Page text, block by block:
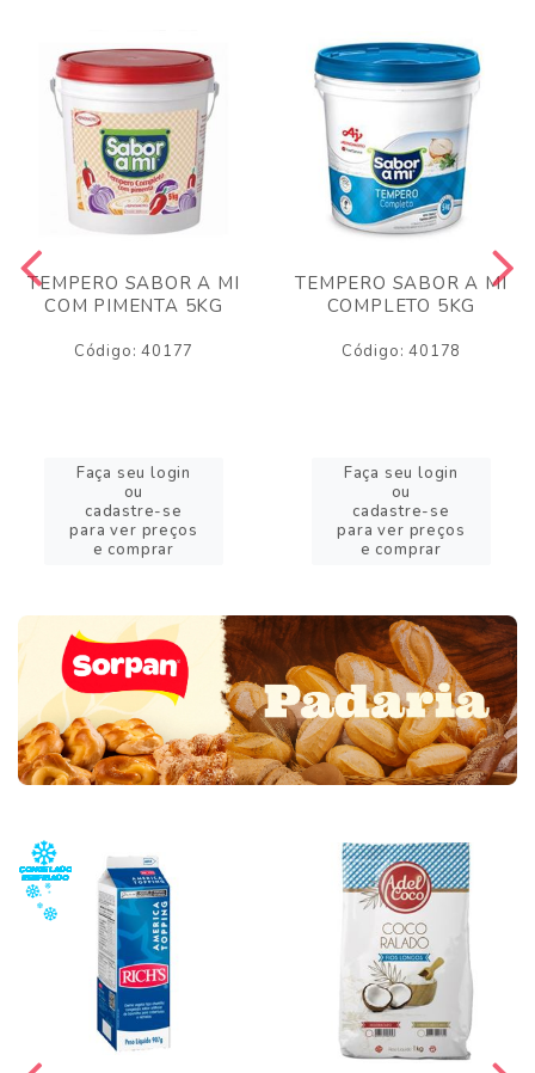
TEMPERO SABOR A MI
COM PIMENTA 5KG
Código: 40177
Faça seu login
ou
cadastre-se
para ver preços
e comprar
TEMPERO SABOR A MI
COMPLETO 5KG
Código: 40178
Faça seu login
ou
cadastre-se
para ver preços
e comprar